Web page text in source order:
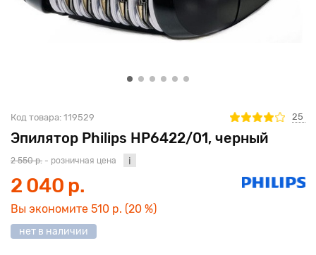
Эпилятор Philips HP6422/01, черный
Код товара: 119529 25
2 550 р. - розничная цена
2 040 р.
Вы экономите 510 р. (20 %)
нет в наличии